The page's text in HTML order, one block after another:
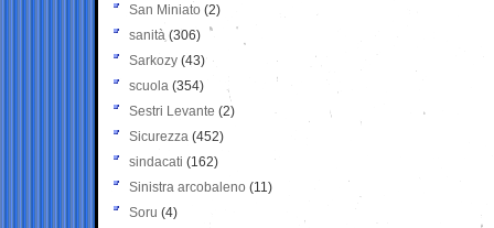
San Miniato (2)
sanità (306)
Sarkozy (43)
scuola (354)
Sestri Levante (2)
Sicurezza (452)
sindacati (162)
Sinistra arcobaleno (11)
Soru (4)